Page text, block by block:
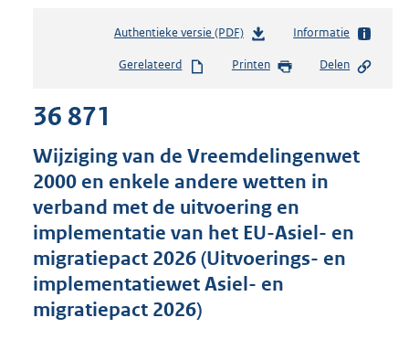
Authentieke versie (PDF)b
s
s
g
r
o
o
t
Informatie
Gerelateerd Printen Delen
36 871
Wijziging van de Vreemdelingenwet
2000 en enkele andere wetten in
verband met de uitvoering en
implementatie van het EU-Asiel- en
migratiepact 2026 (Uitvoerings- en
implementatiewet Asiel- en
migratiepact 2026)